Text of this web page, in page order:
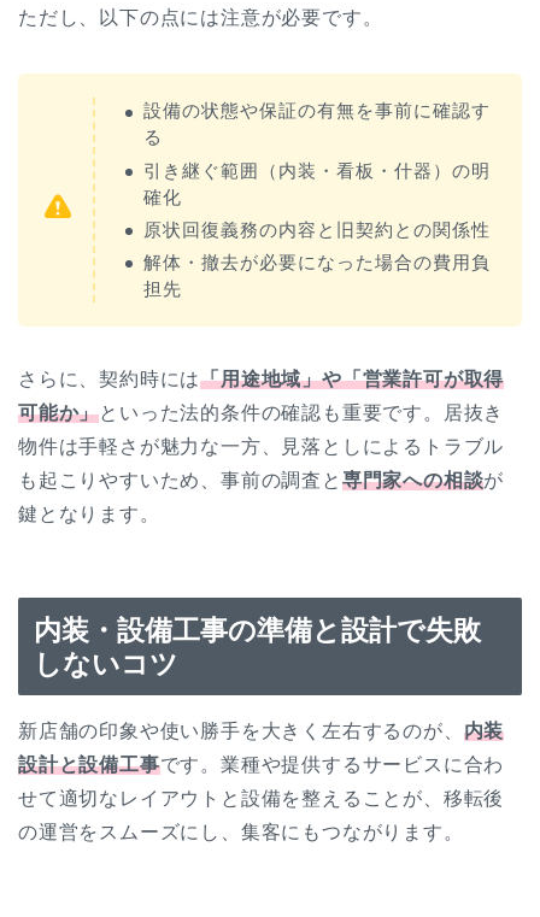
ただし、以下の点には注意が必要です。
設備の状態や保証の有無を事前に確認す
る
引き継ぐ範囲（内装・看板・什器）の明
確化
原状回復義務の内容と旧契約との関係性
解体・撤去が必要になった場合の費用負
担先
さらに、契約時には「用途地域」や「営業許可が取得
可能か」といった法的条件の確認も重要です。居抜き
物件は手軽さが魅力な一方、見落としによるトラブル
も起こりやすいため、事前の調査と 専門家への相談が
鍵となります。
内装・設備工事の準備と設計で失敗
しないコツ
新店舗の印象や使い勝手を大きく左右するのが、 内装
設計と設備工事です。業種や提供するサービスに合わ
せて適切なレイアウトと設備を整えることが、移転後
の運営をスムーズにし、集客にもつながります。